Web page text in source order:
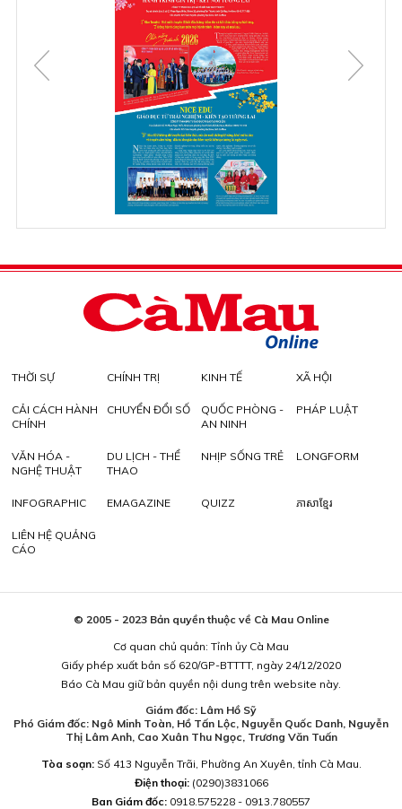
THỜI SỰ CHÍNH TRỊ KINH TẾ XÃ HỘI
CẢI CÁCH HÀNH
CHÍNH
CHUYỂN ĐỔI SỐ
QUỐC PHÒNG -
AN NINH
PHÁP LUẬT
VĂN HÓA -
NGHỆ THUẬT
DU LỊCH - THỂ
THAO
NHỊP SỐNG TRẺ LONGFORM
INFOGRAPHIC EMAGAZINE QUIZZ ភាសាខ្មែរ
LIÊN HỆ QUẢNG
CÁO
© 2005 - 2023 Bản quyền thuộc về Cà Mau Online
Cơ quan chủ quản: Tỉnh ủy Cà Mau
Giấy phép xuất bản số 620/GP-BTTTT, ngày 24/12/2020
Báo Cà Mau giữ bản quyền nội dung trên website này.
Giám đốc: Lâm Hồ Sỹ
Phó Giám đốc: Ngô Minh Toàn, Hồ Tấn Lộc, Nguyễn Quốc Danh, Nguyễn
Thị Lâm Anh, Cao Xuân Thu Ngọc, Trương Văn Tuấn
Tòa soạn:Số 413 Nguyễn Trãi, Phường An Xuyên, tỉnh Cà Mau.
Điện thoại: (0290)3831066
Ban Giám đốc: 0918.575228 - 0913.780557